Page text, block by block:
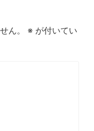
ん。 ※ が付いてい